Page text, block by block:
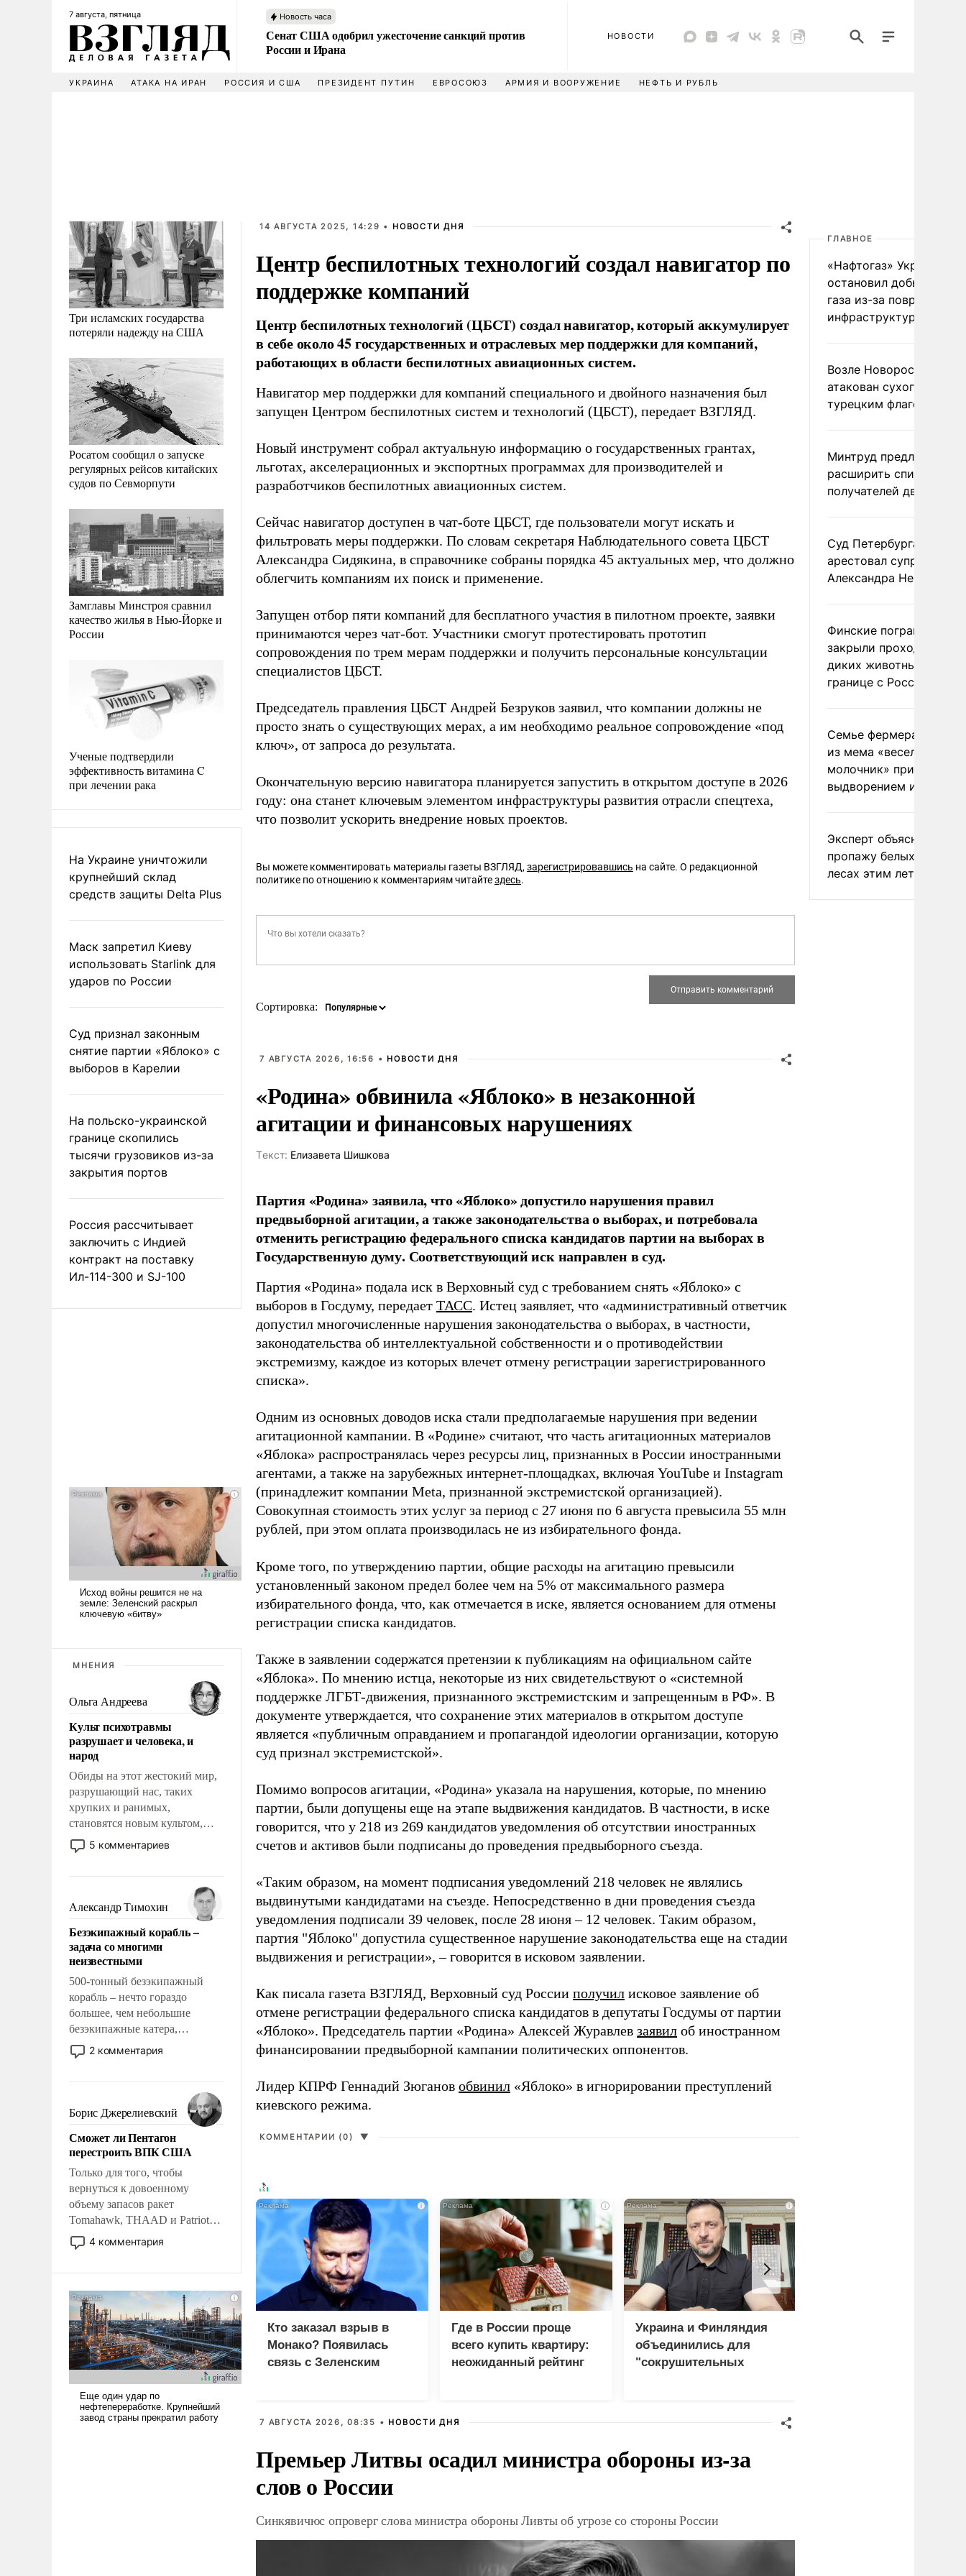
7 августа, пятница Новость часа
Сенат США одобрил ужесточение санкций против
России и Ирана
НОВОСТИ
УКРАИНА АТАКА НА ИРАН РОССИЯ И США ПРЕЗИДЕНТ ПУТИН ЕВРОСОЮЗ АРМИЯ И ВООРУЖЕНИЕ НЕФТЬ И РУБЛЬ
Три исламских государства
потеряли надежду на США
Росатом сообщил о запуске
регулярных рейсов китайских
судов по Севморпути
Замглавы Минстроя сравнил
качество жилья в Нью-Йорке и
России
Ученые подтвердили
эффективность витамина C
при лечении рака
На Украине уничтожили
крупнейший склад
средств защиты Delta Plus
Маск запретил Киеву
использовать Starlink для
ударов по России
Суд признал законным
снятие партии «Яблоко» с
выборов в Карелии
На польско-украинской
границе скопились
тысячи грузовиков из-за
закрытия портов
Россия рассчитывает
заключить с Индией
контракт на поставку
Ил-114-300 и SJ-100
МНЕНИЯ
Ольга Андреева
Культ психотравмы
разрушает и человека, и
народ
Обиды на этот жестокий мир,
разрушающий нас, таких
хрупких и ранимых,
становятся новым культом,
постепенно вытесняя и
отменяя традиционное
мужественным и твердым под
ударами судьбы, брать на себя
ответственность, помогать
слабым, идти вперед и
адаптироваться.
5 комментариев
Александр Тимохин
Безэкипажный корабль –
задача со многими
неизвестными
500-тонный безэкипажный
корабль – нечто гораздо
большее, чем небольшие
безэкипажные катера,
применение которых уже
стало обыденностью. Задача по
сложна и амбициозна. Однако
и ее реализация радикально
поднимет наши боевые
возможности.
2 комментария
Борис Джерелиевский
Сможет ли Пентагон
перестроить ВПК США
Только для того, чтобы
вернуться к довоенному
объему запасов ракет
Tomahawk, THAAD и Patriot
США потребуется более трех
лет. Даже небольшая война с
Сложившаяся ситуация
означает многолетний период
уязвимости США, например,
перед Китаем.
4 комментария
14 АВГУСТА 2025, 14:29 • НОВОСТИ ДНЯ
Центр беспилотных технологий создал навигатор по
поддержке компаний
Центр беспилотных технологий (ЦБСТ) создал навигатор, который аккумулирует
в себе около 45 государственных и отраслевых мер поддержки для компаний,
работающих в области беспилотных авиационных систем.
Навигатор мер поддержки для компаний специального и двойного назначения был
запущен Центром беспилотных систем и технологий (ЦБСТ), передает ВЗГЛЯД.
Новый инструмент собрал актуальную информацию о государственных грантах,
льготах, акселерационных и экспортных программах для производителей и
разработчиков беспилотных авиационных систем.
Сейчас навигатор доступен в чат-боте ЦБСТ, где пользователи могут искать и
фильтровать меры поддержки. По словам секретаря Наблюдательного совета ЦБСТ
Александра Сидякина, в справочнике собраны порядка 45 актуальных мер, что должно
облегчить компаниям их поиск и применение.
Запущен отбор пяти компаний для бесплатного участия в пилотном проекте, заявки
принимаются через чат-бот. Участники смогут протестировать прототип
сопровождения по трем мерам поддержки и получить персональные консультации
специалистов ЦБСТ.
Председатель правления ЦБСТ Андрей Безруков заявил, что компании должны не
просто знать о существующих мерах, а им необходимо реальное сопровождение «под
ключ», от запроса до результата.
Окончательную версию навигатора планируется запустить в открытом доступе в 2026
году: она станет ключевым элементом инфраструктуры развития отрасли спецтеха,
что позволит ускорить внедрение новых проектов.
Вы можете комментировать материалы газеты ВЗГЛЯД, зарегистрировавшись на сайте. О редакционной
политике по отношению к комментариям читайтездесь.
Сортировка:
7 АВГУСТА 2026, 16:56 • НОВОСТИ ДНЯ
«Родина» обвинила «Яблоко» в незаконной
агитации и финансовых нарушениях
Tекст: Елизавета Шишкова
Партия «Родина» заявила, что «Яблоко» допустило нарушения правил
предвыборной агитации, а также законодательства о выборах, и потребовала
отменить регистрацию федерального списка кандидатов партии на выборах в
Государственную думу. Соответствующий иск направлен в суд.
Партия «Родина» подала иск в Верховный суд с требованием снять «Яблоко» с
выборов в Госдуму, передает ТАСС. Истец заявляет, что «административный ответчик
допустил многочисленные нарушения законодательства о выборах, в частности,
законодательства об интеллектуальной собственности и о противодействии
экстремизму, каждое из которых влечет отмену регистрации зарегистрированного
списка».
Одним из основных доводов иска стали предполагаемые нарушения при ведении
агитационной кампании. В «Родине» считают, что часть агитационных материалов
«Яблока» распространялась через ресурсы лиц, признанных в России иностранными
агентами, а также на зарубежных интернет-площадках, включая YouTube и Instagram
(принадлежит компании Meta, признанной экстремистской организацией).
Совокупная стоимость этих услуг за период с 27 июня по 6 августа превысила 55 млн
рублей, при этом оплата производилась не из избирательного фонда.
Кроме того, по утверждению партии, общие расходы на агитацию превысили
установленный законом предел более чем на 5% от максимального размера
избирательного фонда, что, как отмечается в иске, является основанием для отмены
регистрации списка кандидатов.
Также в заявлении содержатся претензии к публикациям на официальном сайте
«Яблока». По мнению истца, некоторые из них свидетельствуют о «системной
поддержке ЛГБТ-движения, признанного экстремистским и запрещенным в РФ». В
документе утверждается, что сохранение этих материалов в открытом доступе
является «публичным оправданием и пропагандой идеологии организации, которую
суд признал экстремистской».
Помимо вопросов агитации, «Родина» указала на нарушения, которые, по мнению
партии, были допущены еще на этапе выдвижения кандидатов. В частности, в иске
говорится, что у 218 из 269 кандидатов уведомления об отсутствии иностранных
счетов и активов были подписаны до проведения предвыборного съезда.
«Таким образом, на момент подписания уведомлений 218 человек не являлись
выдвинутыми кандидатами на съезде. Непосредственно в дни проведения съезда
уведомления подписали 39 человек, после 28 июня – 12 человек. Таким образом,
партия "Яблоко" допустила существенное нарушение законодательства еще на стадии
выдвижения и регистрации», – говорится в исковом заявлении.
Как писала газета ВЗГЛЯД, Верховный суд России получил исковое заявление об
отмене регистрации федерального списка кандидатов в депутаты Госдумы от партии
«Яблоко». Председатель партии «Родина» Алексей Журавлев заявил об иностранном
финансировании предвыборной кампании политических оппонентов.
Лидер КПРФ Геннадий Зюганов обвинил «Яблоко» в игнорировании преступлений
киевского режима.
КОММЕНТАРИИ (0) ▼
i
Кто заказал взрыв в
Монако? Появилась
связь с Зеленским
i
Где в России проще
всего купить квартиру:
неожиданный рейтинг
i
Украина и Финляндия
объединились для
"сокрушительных
7 АВГУСТА 2026, 08:35 • НОВОСТИ ДНЯ
Премьер Литвы осадил министра обороны из-за
слов о России
Синкявичюс опроверг слова министра обороны Ливты об угрозе со стороны России
ГЛАВНОЕ
«Нафтогаз» Украины
остановил добычу
газа из-за повреждения
инфраструктуры
Возле Новороссийска
атакован сухогруз под
турецким флагом
Минтруд предложил
расширить список
получателей двух
Суд Петербурга заочно
арестовал супругу
Александра Невзорова
Финские пограничники
закрыли проходы для
диких животных на
границе с Россией
Семье фермера
из мема «веселый
молочник» пригрозили
выдворением из
Эксперт объяснил
пропажу белых грибов
лесах этим летом